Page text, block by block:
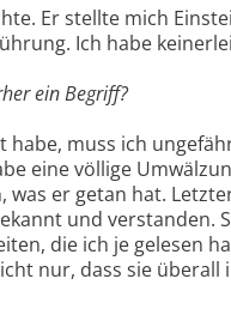
Er stellte mich
Ich habe
ein Begriff?
muss ich
eine völlige
er getan hat.
und verstanden.
die ich je gelesen
nur, dass sie überall